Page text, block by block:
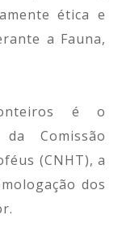
ética e
a Fauna,
é o
Comissão
(CNHT), a
dos